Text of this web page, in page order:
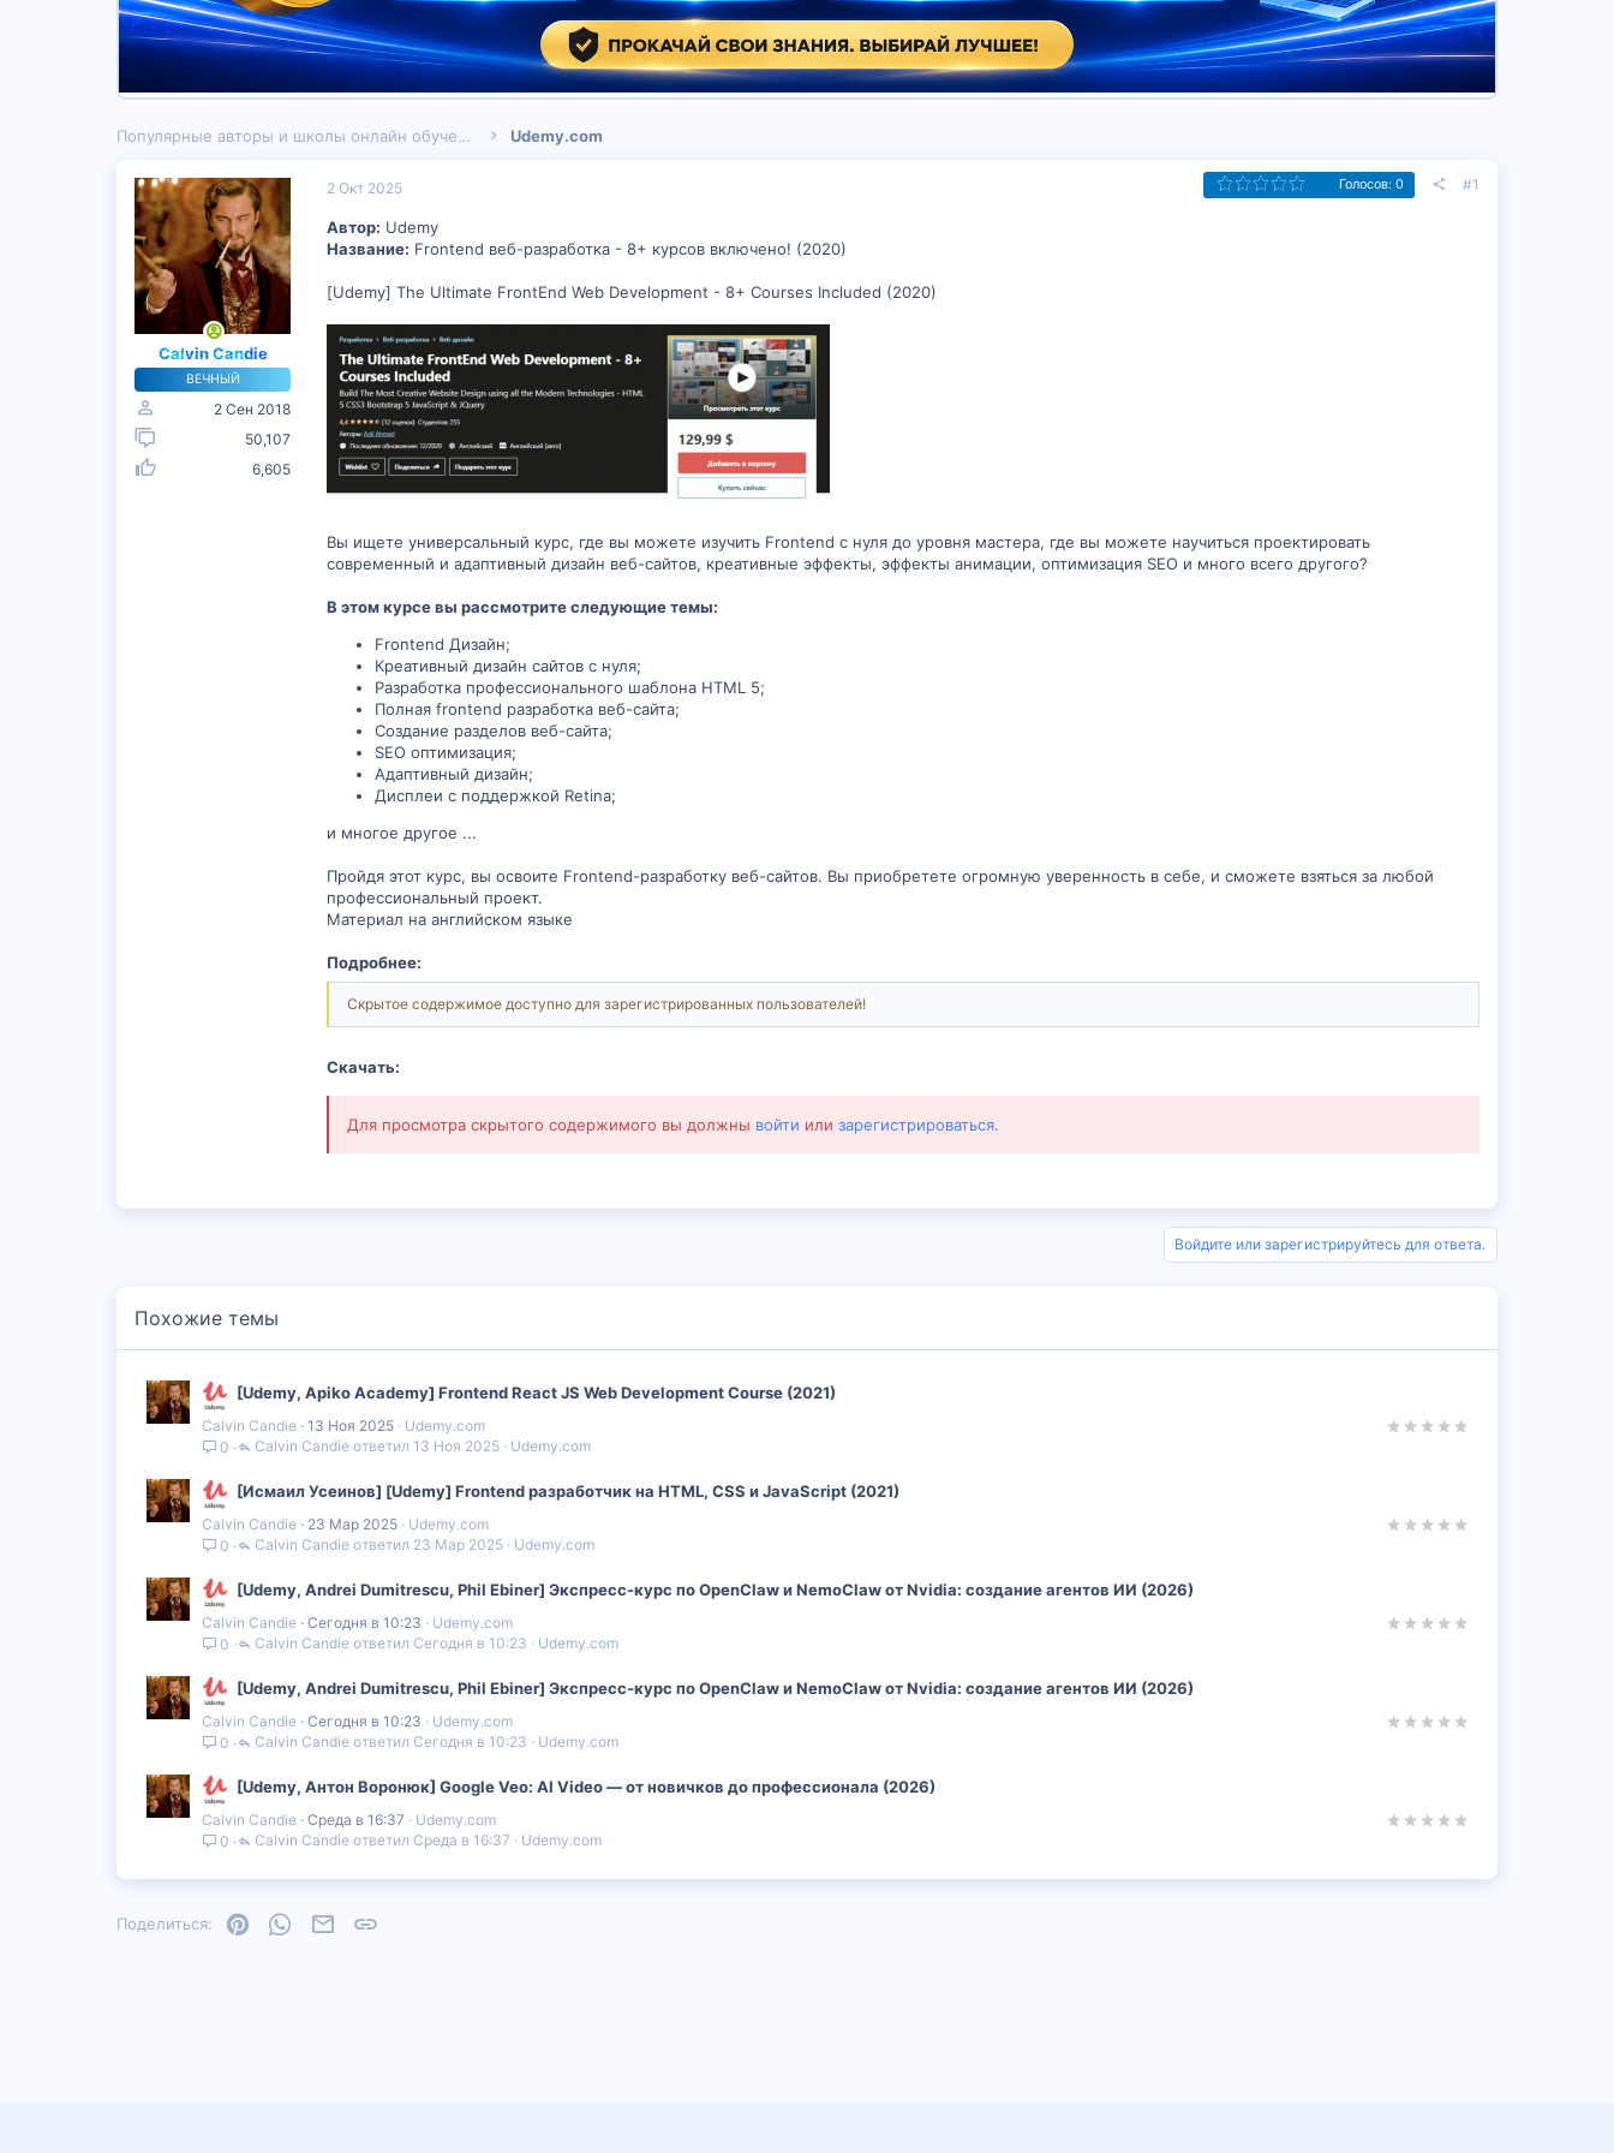
Популярные авторы и школы онлайн обучения Udemy.com
Calvin Candie
ВЕЧНЫЙ
2 Сен 2018
50,107
6,605
2 Окт 2025 Голосов: 0 #1
Автор: Udemy
Название: Frontend веб-разработка - 8+ курсов включено! (2020)
[Udemy] The Ultimate FrontEnd Web Development - 8+ Courses Included (2020)
Вы ищете универсальный курс, где вы можете изучить Frontend с нуля до уровня мастера, где вы можете научиться проектировать
современный и адаптивный дизайн веб-сайтов, креативные эффекты, эффекты анимации, оптимизация SEO и много всего другого?
В этом курсе вы рассмотрите следующие темы:
Frontend Дизайн;
Креативный дизайн сайтов с нуля;
Разработка профессионального шаблона HTML 5;
Полная frontend разработка веб-сайта;
Создание разделов веб-сайта;
SEO оптимизация;
Адаптивный дизайн;
Дисплеи с поддержкой Retina;
и многое другое ...
Пройдя этот курс, вы освоите Frontend-разработку веб-сайтов. Вы приобретете огромную уверенность в себе, и сможете взяться за любой
профессиональный проект.
Материал на английском языке
Подробнее:
Скрытое содержимое доступно для зарегистрированных пользователей!
Скачать:
Для просмотра скрытого содержимого вы должны войти или зарегистрироваться.
Войдите или зарегистрируйтесь для ответа.
Похожие темы
[Udemy, Apiko Academy] Frontend React JS Web Development Course (2021)
Calvin Candie 13 Ноя 2025
Udemy.com
0
Udemy.com
13 Ноя 2025
Calvin Candie
[Исмаил Усеинов] [Udemy] Frontend разработчик на HTML, CSS и JavaScript (2021)
Calvin Candie 23 Мар 2025
Udemy.com
0
Udemy.com
23 Мар 2025
Calvin Candie
[Udemy, Andrei Dumitrescu, Phil Ebiner] Экспресс-курс по OpenClaw и NemoClaw от Nvidia: создание агентов ИИ (2026)
Calvin Candie Сегодня в 10:23
Udemy.com
0
Udemy.com
Сегодня в 10:23
Calvin Candie
[Udemy, Andrei Dumitrescu, Phil Ebiner] Экспресс-курс по OpenClaw и NemoClaw от Nvidia: создание агентов ИИ (2026)
Calvin Candie Сегодня в 10:23
Udemy.com
0
Udemy.com
Сегодня в 10:23
Calvin Candie
[Udemy, Антон Воронюк] Google Veo: AI Video — от новичков до профессионала (2026)
Calvin Candie Среда в 16:37
Udemy.com
0
Udemy.com
Среда в 16:37
Calvin Candie
Поделиться: PinterestWhatsAppЭлектронная почта